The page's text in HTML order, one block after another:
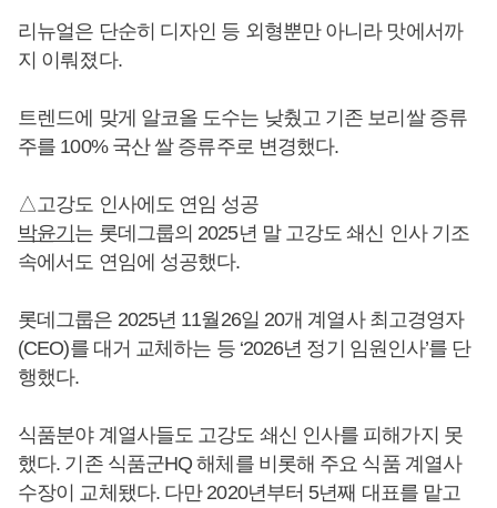
리뉴얼은 단순히 디자인 등 외형뿐만 아니라 맛에서까
지 이뤄졌다.
트렌드에 맞게 알코올 도수는 낮췄고 기존 보리쌀 증류
주를 100% 국산 쌀 증류주로 변경했다.
△고강도 인사에도 연임 성공
박윤기는 롯데그룹의 2025년 말 고강도 쇄신 인사 기조
속에서도 연임에 성공했다.
롯데그룹은 2025년 11월26일 20개 계열사 최고경영자
(CEO)를 대거 교체하는 등 ‘2026년 정기 임원인사’를 단
행했다.
식품분야 계열사들도 고강도 쇄신 인사를 피해가지 못
했다. 기존 식품군HQ 해체를 비롯해 주요 식품 계열사
수장이 교체됐다. 다만 2020년부터 5년째 대표를 맡고